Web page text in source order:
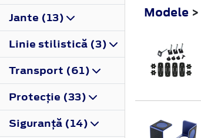
Jante (13)
Linie stilistică (3)
Transport (61)
Protecţie (33)
Siguranţă (14)
Modele >